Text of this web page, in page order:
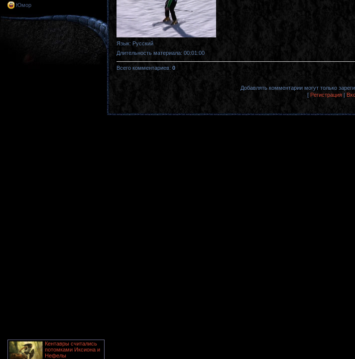
Юмор
Кентавры считались
потомками Иксиона и
Нефелы
Язык: Русский
Длительность материала: 00:01:00
Всего комментариев: 0
Добавлять комментарии могут только
[ Регистрация |